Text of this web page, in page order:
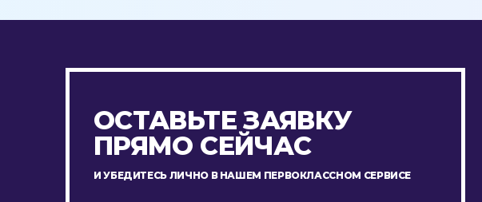
ОСТАВЬТЕ ЗАЯВКУ
ПРЯМО СЕЙЧАС
И УБЕДИТЕСЬ ЛИЧНО В НАШЕМ ПЕРВОКЛАССНОМ СЕРВИСЕ